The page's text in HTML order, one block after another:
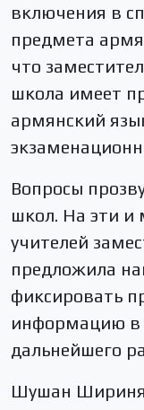
включения в
предмета
что
школа имеет
армянский
Вопросы
школ. На эти и
учителей
предложила
фиксировать
информацию в
дальнейшего
Шушан